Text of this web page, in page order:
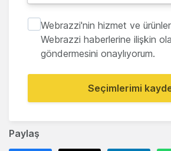
Paylaş
Webrazzi'nin hizmet ve
Webrazzi haberlerine ilişkin
göndermesini onaylıyorum.
Seçimlerimi